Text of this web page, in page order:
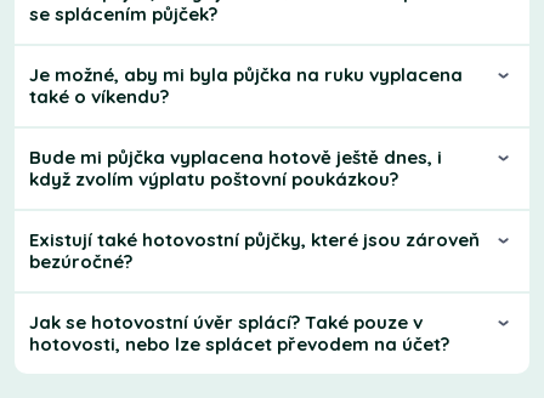
se splácením půjček?
Je možné, aby mi byla půjčka na ruku vyplacena
také o víkendu?
Bude mi půjčka vyplacena hotově ještě dnes, i
když zvolím výplatu poštovní poukázkou?
Existují také hotovostní půjčky, které jsou zároveň
bezúročné?
Jak se hotovostní úvěr splácí? Také pouze v
hotovosti, nebo lze splácet převodem na účet?